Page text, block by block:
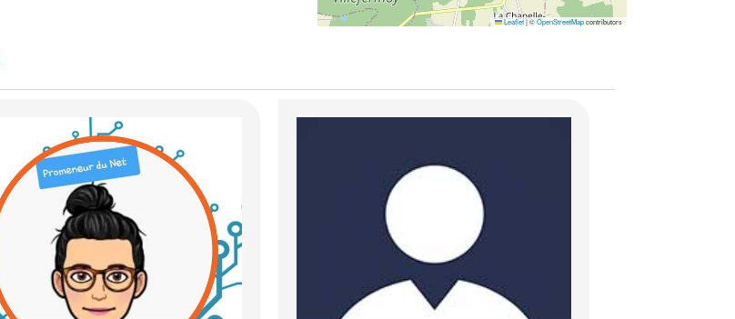
Leaflet|©OpenStreetMapcontributors